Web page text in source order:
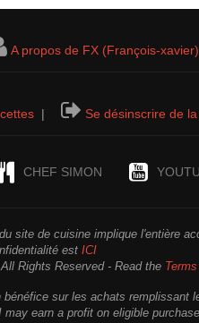
A propos de FX (François-
| Se désinscrire de
CHEF SIMON
site de cuisine implique l'entière
est ICI
Rights Reserved - Read the
sur les achats remplissant
earn a profit on eligible